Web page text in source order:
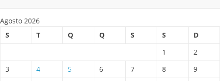
Agosto 2026
S
T Q Q S S
D
1
2
3
4 5 6 7 8
9